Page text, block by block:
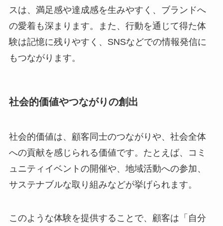
スは、満足感や達成感を生みやすく、ブランドへ
の愛着も深まります。また、行動を通じて得た体
験は記憶に残りやすく、SNSなどでの情報発信に
もつながります。
社会的価値やつながりの創出
社会的価値は、顧客同士のつながりや、社会全体
への貢献を感じられる価値です。たとえば、コミ
ュニティイベントの開催や、地域活動への参加、
サステナブルな取り組みなどが挙げられます。
このような体験を提供することで、顧客は「自分